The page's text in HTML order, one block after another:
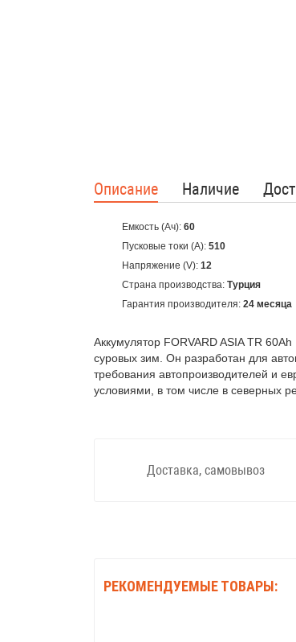
Описание Наличие
Емкость (Ач): 60
Пусковые токи (А): 510
Напряжение (V): 12
Страна производства: Турция
Гарантия производителя: 24 месяца
Аккумулятор FORVARD ASIA TR
суровых зим. Он разработан для
требования автопроизводителей и
условиями, в том числе в северных
Доставка, самовывоз
РЕКОМЕНДУЕМЫЕ ТОВАРЫ: